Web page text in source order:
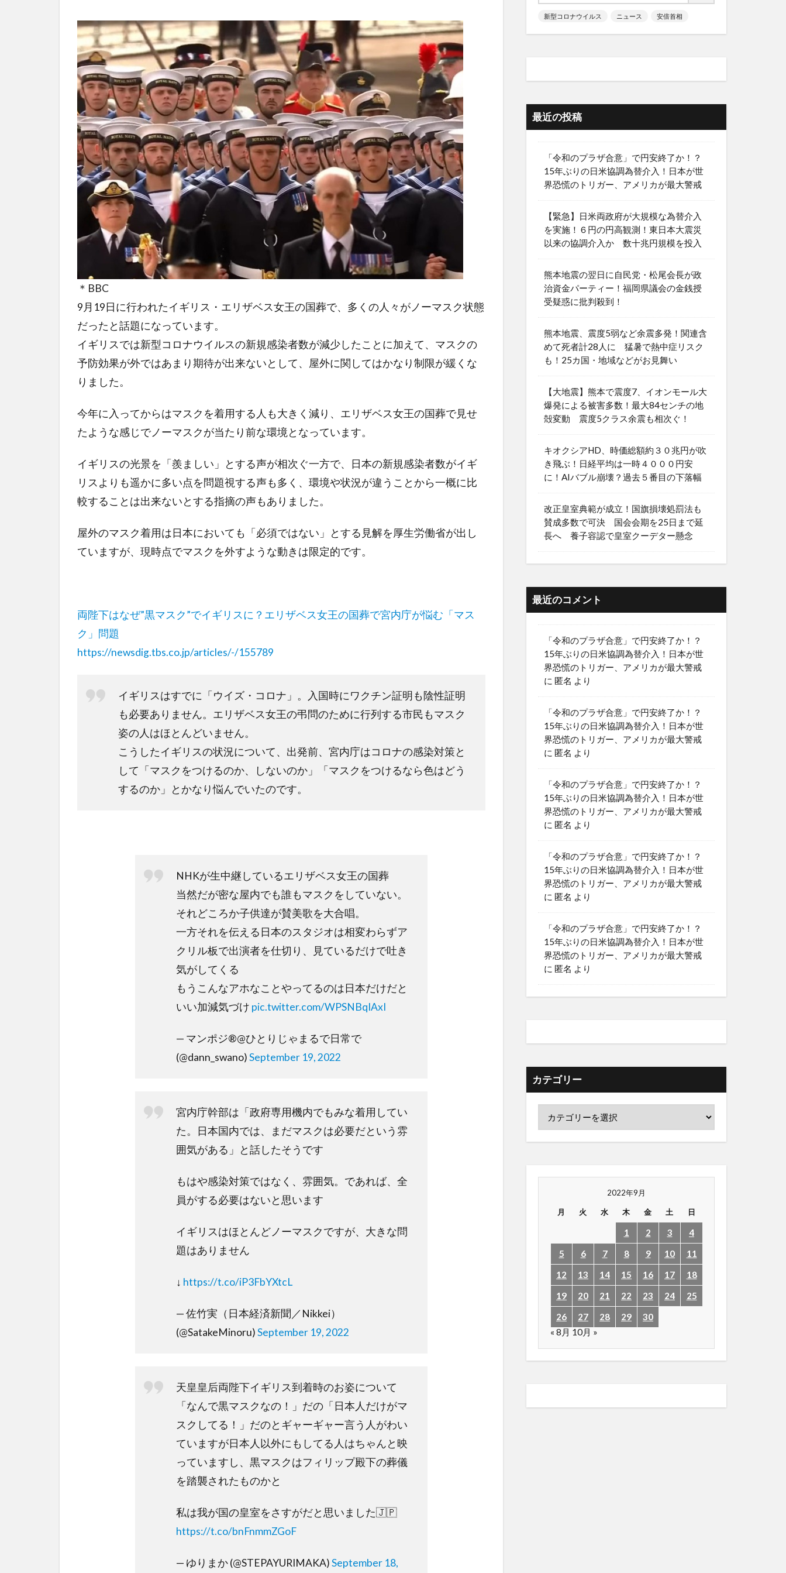
＊BBC
9月19日に行われたイギリス・エリザベス女王の国葬で、多くの人々がノーマスク状態
だったと話題になっています。
イギリスでは新型コロナウイルスの新規感染者数が減少したことに加えて、マスクの
予防効果が外ではあまり期待が出来ないとして、屋外に関してはかなり制限が緩くな
りました。
今年に入ってからはマスクを着用する人も大きく減り、エリザベス女王の国葬で見せ
たような感じでノーマスクが当たり前な環境となっています。
イギリスの光景を「羨ましい」とする声が相次ぐ一方で、日本の新規感染者数がイギ
リスよりも遥かに多い点を問題視する声も多く、環境や状況が違うことから一概に比
較することは出来ないとする指摘の声もありました。
屋外のマスク着用は日本においても「必須ではない」とする見解を厚生労働省が出し
ていますが、現時点でマスクを外すような動きは限定的です。
両陛下はなぜ”黒マスク”でイギリスに？エリザベス女王の国葬で宮内庁が悩む「マス
ク」問題
https://newsdig.tbs.co.jp/articles/-/155789
イギリスはすでに「ウイズ・コロナ」。入国時にワクチン証明も陰性証明
も必要ありません。エリザベス女王の弔問のために行列する市民もマスク
姿の人はほとんどいません。
こうしたイギリスの状況について、出発前、宮内庁はコロナの感染対策と
して「マスクをつけるのか、しないのか」「マスクをつけるなら色はどう
するのか」とかなり悩んでいたのです。
NHKが生中継しているエリザベス女王の国葬
当然だが密な屋内でも誰もマスクをしていない。
それどころか子供達が賛美歌を大合唱。
一方それを伝える日本のスタジオは相変わらずア
クリル板で出演者を仕切り、見ているだけで吐き
気がしてくる
もうこんなアホなことやってるのは日本だけだと
いい加減気づけ pic.twitter.com/WPSNBqIAxI
— マンポジ®︎@ひとりじゃまるで日常で
(@dann_swano)September 19, 2022
宮内庁幹部は「政府専用機内でもみな着用してい
た。日本国内では、まだマスクは必要だという雰
囲気がある」と話したそうです
もはや感染対策ではなく、雰囲気。であれば、全
員がする必要はないと思います
イギリスはほとんどノーマスクですが、大きな問
題はありません
↓ https://t.co/iP3FbYXtcL
— 佐竹実（日本経済新聞／Nikkei）
(@SatakeMinoru)September 19, 2022
天皇皇后両陛下イギリス到着時のお姿について
「なんで黒マスクなの！」だの「日本人だけがマ
スクしてる！」だのとギャーギャー言う人がわい
ていますが日本人以外にもしてる人はちゃんと映
っていますし、黒マスクはフィリップ殿下の葬儀
を踏襲されたものかと
私は我が国の皇室をさすがだと思いました🇯🇵
https://t.co/bnFnmmZGoF
— ゆりまか (@STEPAYURIMAKA)September 18,
新型コロナウイルス ニュース 安倍首相
最近の投稿
「令和のプラザ合意」で円安終了か！？
15年ぶりの日米協調為替介入！日本が世
界恐慌のトリガー、アメリカが最大警戒
【緊急】日米両政府が大規模な為替介入
を実施！６円の円高観測！東日本大震災
以来の協調介入か 数十兆円規模を投入
熊本地震の翌日に自民党・松尾会長が政
治資金パーティー！福岡県議会の金銭授
受疑惑に批判殺到！
熊本地震、震度5弱など余震多発！関連含
めて死者計28人に 猛暑で熱中症リスク
も！25カ国・地域などがお見舞い
【大地震】熊本で震度7、イオンモール大
爆発による被害多数！最大84センチの地
殻変動 震度5クラス余震も相次ぐ！
キオクシアHD、時価総額約３０兆円が吹
き飛ぶ！日経平均は一時４０００円安
に！AIバブル崩壊？過去５番目の下落幅
改正皇室典範が成立！国旗損壊処罰法も
賛成多数で可決 国会会期を25日まで延
長へ 養子容認で皇室クーデター懸念
最近のコメント
「令和のプラザ合意」で円安終了か！？
15年ぶりの日米協調為替介入！日本が世
界恐慌のトリガー、アメリカが最大警戒
に 匿名 より
「令和のプラザ合意」で円安終了か！？
15年ぶりの日米協調為替介入！日本が世
界恐慌のトリガー、アメリカが最大警戒
に 匿名 より
「令和のプラザ合意」で円安終了か！？
15年ぶりの日米協調為替介入！日本が世
界恐慌のトリガー、アメリカが最大警戒
に 匿名 より
「令和のプラザ合意」で円安終了か！？
15年ぶりの日米協調為替介入！日本が世
界恐慌のトリガー、アメリカが最大警戒
に 匿名 より
「令和のプラザ合意」で円安終了か！？
15年ぶりの日米協調為替介入！日本が世
界恐慌のトリガー、アメリカが最大警戒
に 匿名 より
カテゴリー
2022年9月
月 火 水 木 金 土 日
1 2 3
4
5
6 7 8 9 10
11
12
13 14 15 16 17
18
19
20 21 22 23 24
25
26
27 28 29
30
« 8月 10月 »